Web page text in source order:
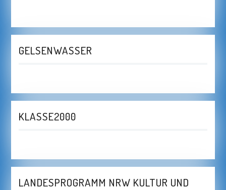
GELSENWASSER
KLASSE2000
LANDESPROGRAMM NRW KULTUR UND